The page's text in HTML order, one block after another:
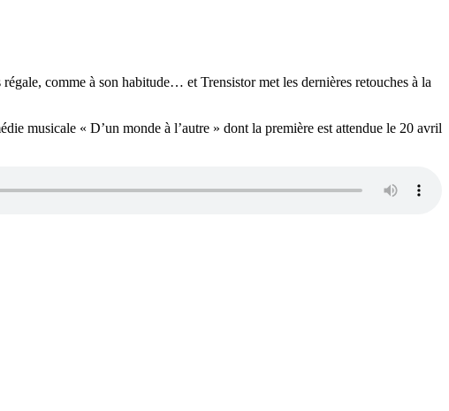
comme à son habitude… et Trensistor met les dernières retouches à la
musicale « D’un monde à l’autre » dont la première est attendue le 20 avril